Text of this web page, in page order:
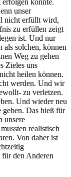
unser
nicht erfüllt wird,
zu erfüllen zeigt
ist. Und nur
als solchen, können
Weg zu gehen
Zieles uns
nicht heilen können.
werden. Und wir
zu verletzen.
Und wieder neu
geben. Das hieß für
unsere
realistisch
Von daher ist
für den Anderen